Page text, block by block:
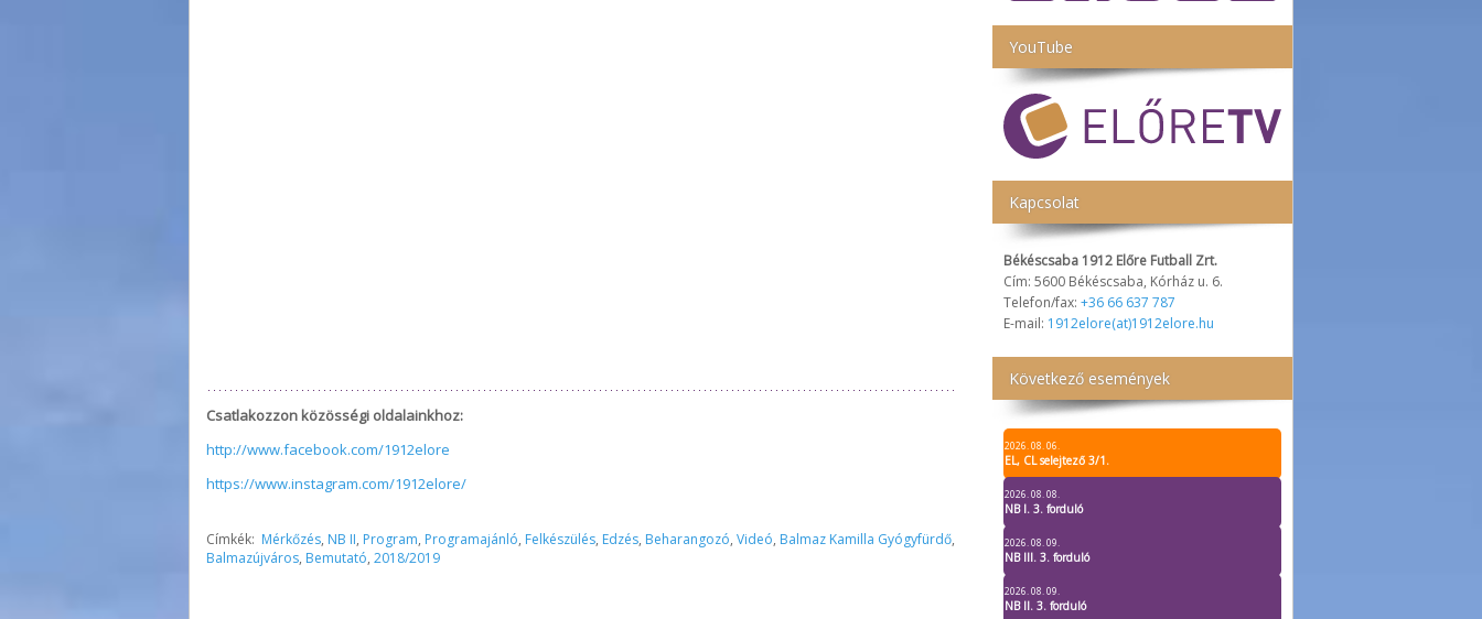
YouTube
Kapcsolat
Békéscsaba 1912 Előre Futball Zrt.
Cím: 5600 Békéscsaba, Kórház u. 6.
Telefon/fax: +36 66 637 787
E-mail: 1912elore(at)1912elore.hu
Következő események
2026. 08. 06.
EL, CL selejtező 3/1.
2026. 08. 08.
NB I. 3. forduló
2026. 08. 09.
NB III. 3. forduló
2026. 08. 09.
NB II. 3. forduló
Csatlakozzon közösségi oldalainkhoz:
http://www.facebook.com/1912elore
https://www.instagram.com/1912elore/
Címkék: Mérkőzés, NB II, Program, Programajánló, Felkészülés, Edzés, Beharangozó, Videó, Balmaz Kamilla Gyógyfürdő,
Balmazújváros, Bemutató, 2018/2019